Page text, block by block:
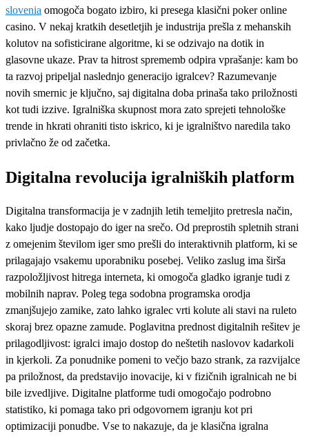
slovenia omogoča bogato izbiro, ki presega klasični poker online
casino. V nekaj kratkih desetletjih je industrija prešla z mehanskih
kolutov na sofisticirane algoritme, ki se odzivajo na dotik in
glasovne ukaze. Prav ta hitrost sprememb odpira vprašanje: kam bo
ta razvoj pripeljal naslednjo generacijo igralcev? Razumevanje
novih smernic je ključno, saj digitalna doba prinaša tako priložnosti
kot tudi izzive. Igralniška skupnost mora zato sprejeti tehnološke
trende in hkrati ohraniti tisto iskrico, ki je igralništvo naredila tako
privlačno že od začetka.
Digitalna revolucija igralniških platform
Digitalna transformacija je v zadnjih letih temeljito pretresla način,
kako ljudje dostopajo do iger na srečo. Od preprostih spletnih strani
z omejenim številom iger smo prešli do interaktivnih platform, ki se
prilagajajo vsakemu uporabniku posebej. Veliko zaslug ima širša
razpoložljivost hitrega interneta, ki omogoča gladko igranje tudi z
mobilnih naprav. Poleg tega sodobna programska orodja
zmanjšujejo zamike, zato lahko igralec vrti kolute ali stavi na ruleto
skoraj brez opazne zamude. Poglavitna prednost digitalnih rešitev je
prilagodljivost: igralci imajo dostop do neštetih naslovov kadarkoli
in kjerkoli. Za ponudnike pomeni to večjo bazo strank, za razvijalce
pa priložnost, da predstavijo inovacije, ki v fizičnih igralnicah ne bi
bile izvedljive. Digitalne platforme tudi omogočajo podrobno
statistiko, ki pomaga tako pri odgovornem igranju kot pri
optimizaciji ponudbe. Vse to nakazuje, da je klasična igralna